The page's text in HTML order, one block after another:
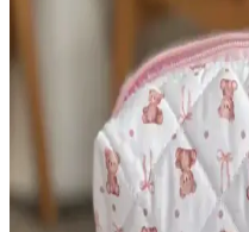
Bej renkli büyük makyaj
tasarımıyla makyaj ürünlerinizi
bölmeleri ve şık görünümüyle
Makyaj Çantası
Makyaj çantası seçiminde
amacı ve ihtiyaçlara uygunluk
seçimle ürünlerin korunması ve